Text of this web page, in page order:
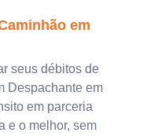
em
seus débitos de
Despachante em
em parceria
e o melhor, sem